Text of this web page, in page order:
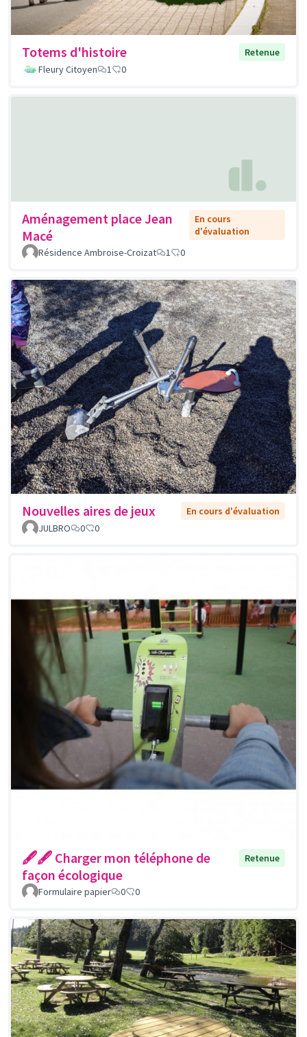
Totems d'histoire
Retenue
Fleury Citoyen
1 0
Aménagement place Jean
Macé
En cours
d'évaluation
Résidence Ambroise-Croizat
1 0
Nouvelles aires de jeux
En cours d'évaluation
JULBRO
0 0
🖋🖋 Charger mon téléphone de
façon écologique
Retenue
Formulaire papier 0 0